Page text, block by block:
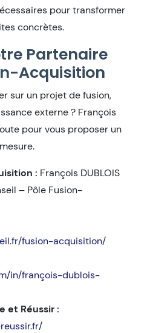
pour transformer
concrètes.
Partenaire
Acquisition
sur un projet de fusion,
externe ? François
pour vous proposer un
: François DUBLOIS
– Pôle Fusion-
fusion-acquisition/
in/françois-dublois-
et Réussir :